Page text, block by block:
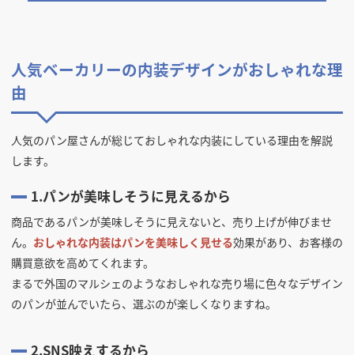
人気ベーカリーの内装デザインがおしゃれな理
由
人気のパン屋さんが総じておしゃれな内装にしている理由を解説
します。
1.パンが美味しそうに見えるから
商品であるパンが美味しそうに見えないと、売り上げが伸びませ
ん。 おしゃれな内装はパンを美味しく見せる効果があり、お客様の
購買意欲を高めてくれます。
まるで外国のマルシェのようなおしゃれな売り場に色々なデザイン
のパンが並んでいたら、選ぶのが楽しくなりますね。
2.SNS映えするから